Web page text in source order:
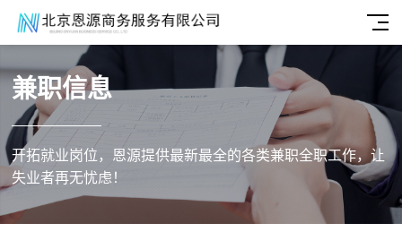
兼职信息
开拓就业岗位，恩源提供最新最全的各类兼职全职工作，让
失业者再无忧虑！